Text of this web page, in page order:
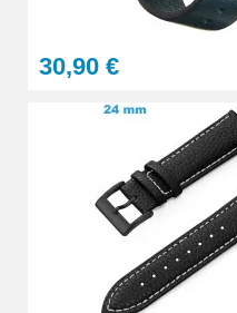
9,90 €
Kit
23,90
45,90
30,90 €